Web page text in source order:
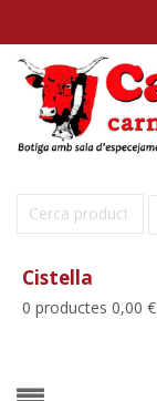
Cerca:
Cistella
0 productes 0,00 €